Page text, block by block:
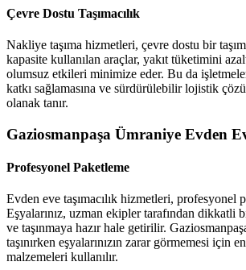
Çevre Dostu Taşımacılık
Nakliye taşıma hizmetleri, çevre dostu bir
kapasite kullanılan araçlar, yakıt tüketimini
olumsuz etkileri minimize eder. Bu da
katkı sağlamasına ve sürdürülebilir lojistik
olanak tanır.
Gaziosmanpaşa Ümraniye Evden
Profesyonel Paketleme
Evden eve taşımacılık hizmetleri, profesyonel
Eşyalarınız, uzman ekipler tarafından dikkatli
ve taşınmaya hazır hale getirilir.
taşınırken eşyalarınızın zarar görmemesi için
malzemeleri kullanılır.